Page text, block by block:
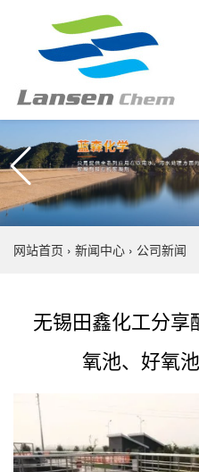
网站首页 › 新闻中心 › 公司新闻
无锡田鑫化工分享
氧池、好氧